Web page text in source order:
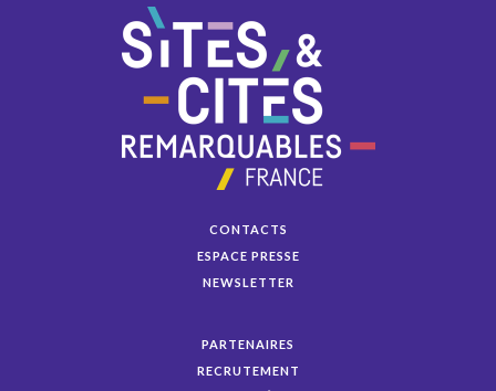
CONTACTS
ESPACE PRESSE
NEWSLETTER
PARTENAIRES
RECRUTEMENT